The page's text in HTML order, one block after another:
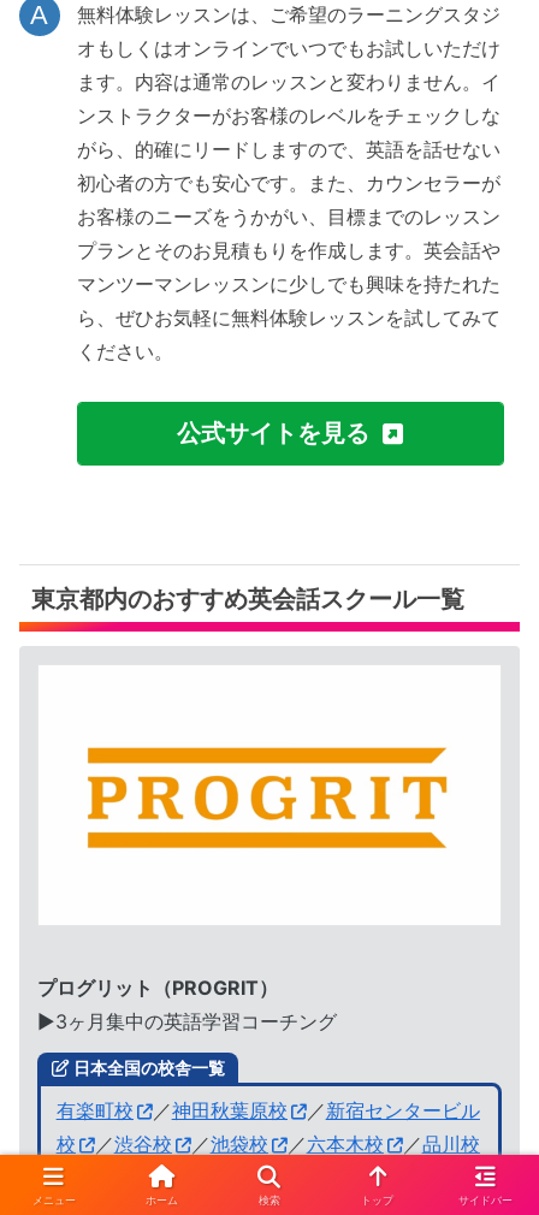
無料体験レッスンは、ご希望のラーニングスタジ
オもしくはオンラインでいつでもお試しいただけ
ます。内容は通常のレッスンと変わりません。イ
ンストラクターがお客様のレベルをチェックしな
がら、的確にリードしますので、英語を話せない
初心者の方でも安心です。また、カウンセラーが
お客様のニーズをうかがい、目標までのレッスン
プランとそのお見積もりを作成します。英会話や
マンツーマンレッスンに少しでも興味を持たれた
ら、ぜひお気軽に無料体験レッスンを試してみて
ください。
公式サイトを見る
東京都内のおすすめ英会話スクール一覧
プログリット（PROGRIT）
▶︎3ヶ月集中の英語学習コーチング
日本全国の校舎一覧
有楽町校 ／神田秋葉原校 ／新宿センタービル
校
／渋谷校 ／池袋校 ／六本木校 ／品川校
横浜校 ／ 名古屋校 阪急梅田校
京都
メニュー ホーム 検索 トップ サイドバー